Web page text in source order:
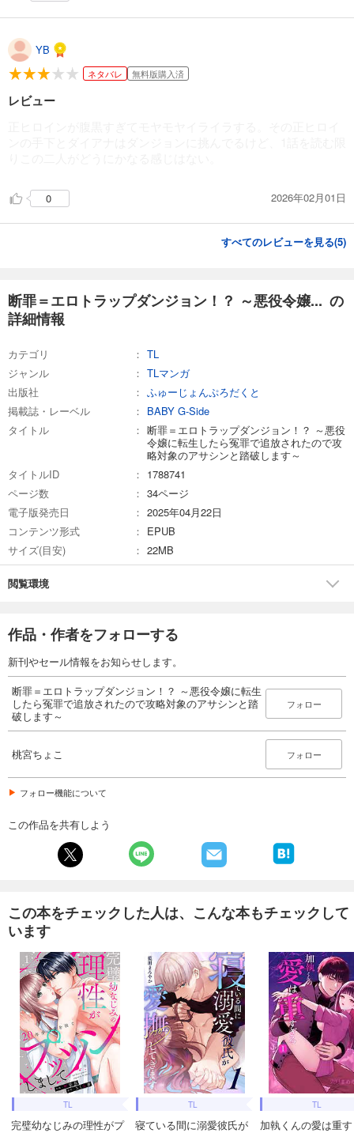
YB
ネタバレ 無料版購入済
レビュー
0 2026年02月01日
すべてのレビューを見る(5)
断罪＝エロトラップダンジョン！？ ～悪役令嬢... の
詳細情報
カテゴリ
TL
ジャンル
TLマンガ
出版社
ふゅーじょんぷろだくと
掲載誌・レーベル
BABY G-Side
タイトル
断罪＝エロトラップダンジョン！？ ～悪役
令嬢に転生したら冤罪で追放されたので攻
略対象のアサシンと踏破します～
タイトルID
1788741
ページ数
34ページ
電子版発売日
2025年04月22日
コンテンツ形式
EPUB
サイズ(目安)
22MB
閲覧環境
作品・作者をフォローする
新刊やセール情報をお知らせします。
断罪＝エロトラップダンジョン！？ ～悪役令嬢に転生
したら冤罪で追放されたので攻略対象のアサシンと踏
破します～
フォロー
桃宮ちょこ フォロー
フォロー機能について
この作品を共有しよう
この本をチェックした人は、こんな本もチェックして
います
TL
完璧幼なじみの理性がプ
TL
寝ている間に溺愛彼氏が
TL
加執くんの愛は重